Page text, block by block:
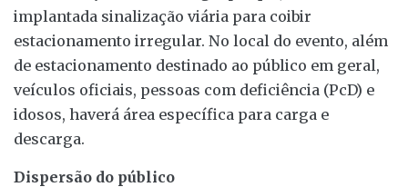
implantada sinalização viária para coibir
estacionamento irregular. No local do evento, além
de estacionamento destinado ao público em geral,
veículos oficiais, pessoas com deficiência (PcD) e
idosos, haverá área específica para carga e
descarga.
Dispersão do público